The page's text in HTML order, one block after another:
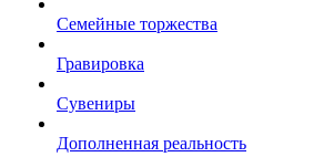
Семейные торжества
Гравировка
Сувениры
Дополненная реальность